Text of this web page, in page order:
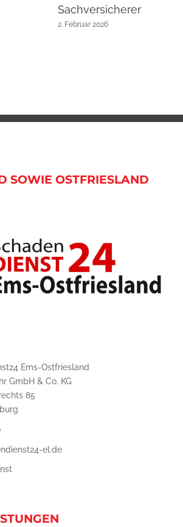
Sachversicherer
2. Februar 2026
SOWIE OSTFRIESLAND
Ems-Ostfriesland
GmbH & Co. KG
85
el.de